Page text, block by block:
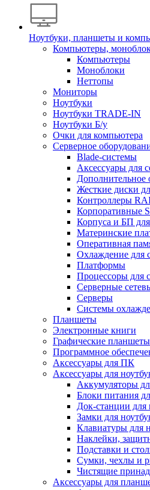
Ноутбуки, планшеты и
Компьютеры,
Компьютеры
Моноблоки
Неттопы
Мониторы
Ноутбуки
Ноутбуки TRADE-IN
Ноутбуки Б/у
Очки для компьютера
Серверное
Blade-системы
Аксессуары для
Дополнительное
Жесткие диски
Контроллеры
Корпоративные
Корпуса и БП для
Материнские
Оперативная
Охлаждение для
Платформы
Процессоры для
Серверные
Серверы
Системы
Планшеты
Электронные книги
Графические планшеты
Программное
Аксессуары для ПК
Аксессуары для
Аккумуляторы
Блоки питания
Док-станции для
Замки для
Клавиатуры для
Наклейки,
Подставки и
Сумки, чехлы и
Чистящие
Аксессуары для